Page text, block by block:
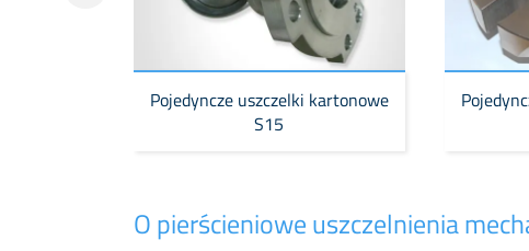
Pojedyncze uszczelki kartonowe
S15
O pierścieniowe uszczelnienia